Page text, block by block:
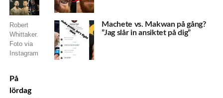
Robert
Whittaker.
Foto via
Instagram
På
lördag
Machete vs. Makwan på gång?
”Jag slår in ansiktet på dig”